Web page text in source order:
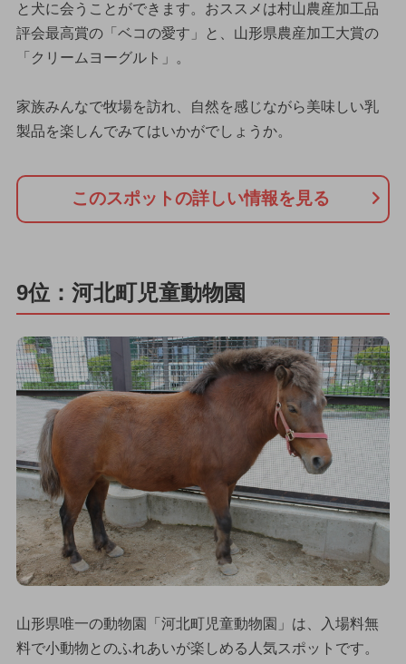
と犬に会うことができます。おススメは村山農産加工品
評会最高賞の「ベコの愛す」と、山形県農産加工大賞の
「クリームヨーグルト」。
家族みんなで牧場を訪れ、自然を感じながら美味しい乳
製品を楽しんでみてはいかがでしょうか。
このスポットの詳しい情報を見る
9位：河北町児童動物園
山形県唯一の動物園「河北町児童動物園」は、入場料無
料で小動物とのふれあいが楽しめる人気スポットです。